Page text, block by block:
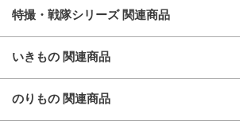
特撮・戦隊シリーズ 関連商品
いきもの 関連商品
のりもの 関連商品